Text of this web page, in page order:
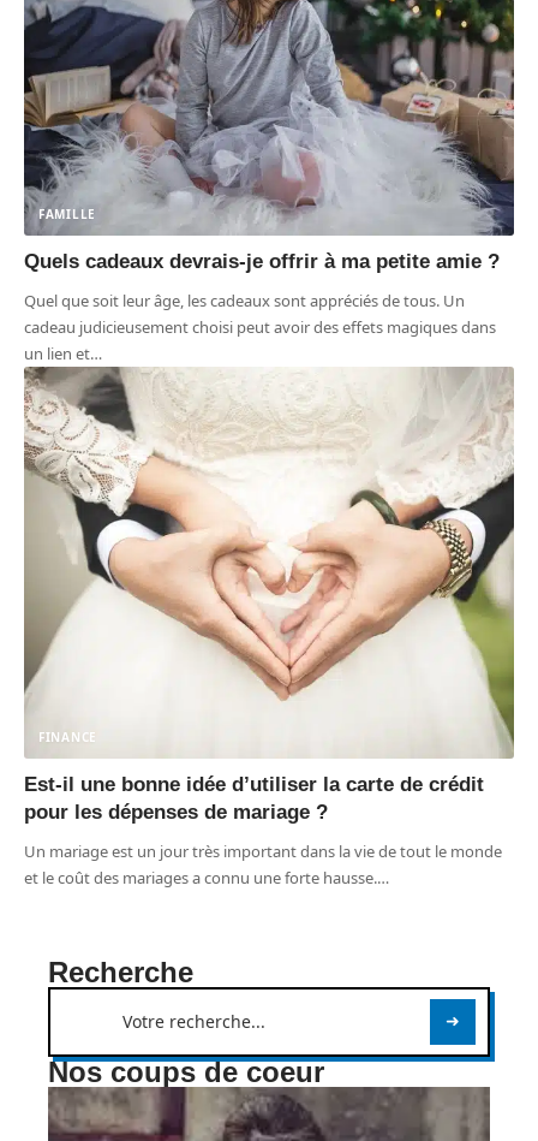
FAMILLE
Quels cadeaux devrais-je offrir à ma petite amie ?
Quel que soit leur âge, les cadeaux sont appréciés de tous. Un
cadeau judicieusement choisi peut avoir des effets magiques dans
un lien et…
FINANCE
Est-il une bonne idée d’utiliser la carte de crédit
pour les dépenses de mariage ?
Un mariage est un jour très important dans la vie de tout le monde
et le coût des mariages a connu une forte hausse.…
Recherche
Nos coups de coeur